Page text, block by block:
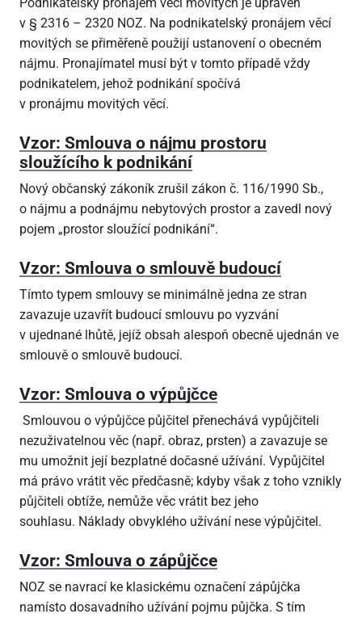
v § 2316 – 2320 NOZ. Na podnikatelský pronájem věcí
movitých se přiměřeně použijí ustanovení o obecném
nájmu. Pronajímatel musí být v tomto případě vždy
podnikatelem, jehož podnikání spočívá
v pronájmu movitých věcí.
Vzor: Smlouva o nájmu prostoru
sloužícího k podnikání
Nový občanský zákoník zrušil zákon č. 116/1990 Sb.,
o nájmu a podnájmu nebytových prostor a zavedl nový
pojem „prostor sloužící podnikání“.
Vzor: Smlouva o smlouvě budoucí
Tímto typem smlouvy se minimálně jedna ze stran
zavazuje uzavřít budoucí smlouvu po vyzvání
v ujednané lhůtě, jejíž obsah alespoň obecně ujednán ve
smlouvě o smlouvě budoucí.
Vzor: Smlouva o výpůjčce
Smlouvou o výpůjčce půjčitel přenechává vypůjčiteli
nezuživatelnou věc (např. obraz, prsten) a zavazuje se
mu umožnit její bezplatné dočasné užívání. Vypůjčitel
má právo vrátit věc předčasně; kdyby však z toho vznikly
půjčiteli obtíže, nemůže věc vrátit bez jeho
souhlasu. Náklady obvyklého užívání nese výpůjčitel.
Vzor: Smlouva o zápůjčce
NOZ se navrací ke klasickému označení zápůjčka
namísto dosavadního užívání pojmu půjčka. S tím